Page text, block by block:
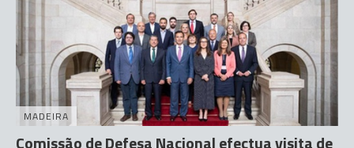
MADEIRA
Comissão de Defesa Nacional efectua visita de